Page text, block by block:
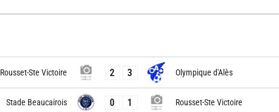
Rousset-Ste Victoire 2 3 Olympique d'Alès
Stade Beaucairois 0 1 Rousset-Ste Victoire